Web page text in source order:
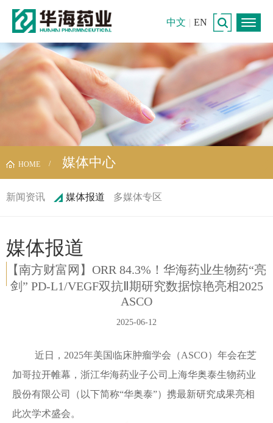
中文 | EN
HOME 媒体中心
新闻资讯 媒体报道 多媒体专区
媒体报道
【南方财富网】ORR 84.3%！华海药业生物药“亮
剑” PD-L1/VEGF双抗Ⅱ期研究数据惊艳亮相2025
ASCO
2025-06-12
近日，2025年美国临床肿瘤学会（ASCO）年会在芝
加哥拉开帷幕，浙江华海药业子公司上海华奥泰生物药业
股份有限公司（以下简称“华奥泰”）携最新研究成果亮相
此次学术盛会。